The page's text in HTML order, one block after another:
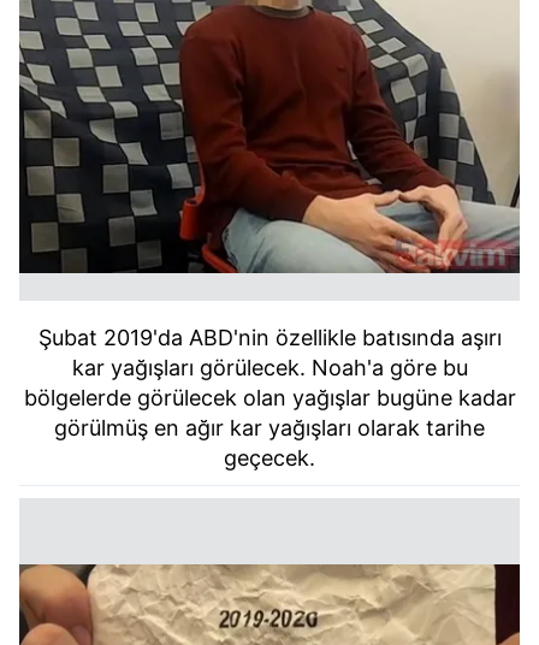
Şubat 2019'da ABD'nin özellikle batısında aşırı
kar yağışları görülecek. Noah'a göre bu
bölgelerde görülecek olan yağışlar bugüne kadar
görülmüş en ağır kar yağışları olarak tarihe
geçecek.